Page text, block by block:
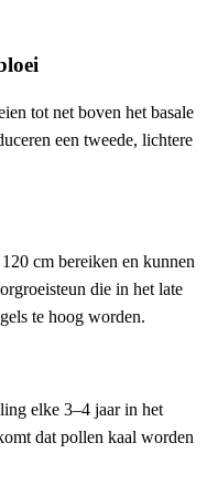
tot net boven het basale
een tweede, lichtere
cm bereiken en kunnen
die in het late
te hoog worden.
elke 3–4 jaar in het
dat pollen kaal worden